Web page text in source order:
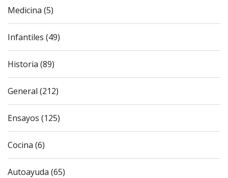
Medicina (5)
Infantiles (49)
Historia (89)
General (212)
Ensayos (125)
Cocina (6)
Autoayuda (65)